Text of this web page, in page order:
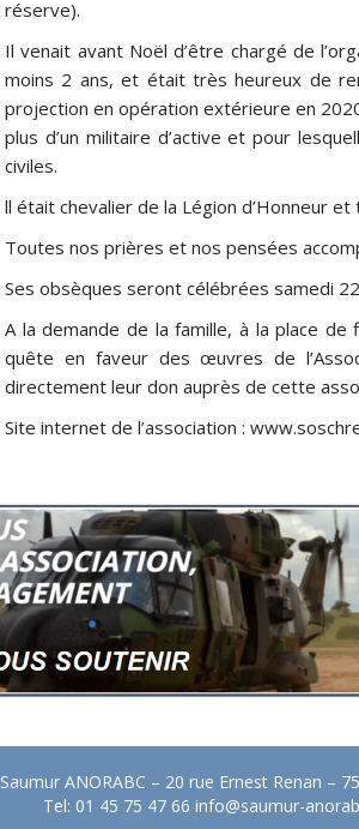
réserve).
Il venait avant Noël d’être chargé de
moins 2 ans, et était très heureux de
projection en opération extérieure en
plus d’un militaire d’active et pour
civiles.
ll était chevalier de la Légion d’Honneur
Toutes nos prières et nos pensées
Ses obsèques seront célébrées samedi
A la demande de la famille, à la place
quête en faveur des œuvres de
directement leur don auprès de cette
Site internet de l’association :
Saumur ANORABC – 20 rue Ernest Renan –
Tel: 01 45 75 47 66 info@saumur-